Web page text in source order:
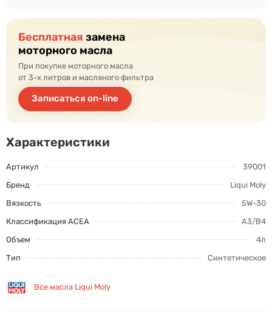
Характеристики
Артикул
39001
Бренд
Liqui Moly
Вязкость
5W-30
Классификация ACEA
A3/B4
Объем
4л
Тип
Синтетическое
Все масла Liqui Moly
Бесплатная замена
моторного масла
При покупке моторного масла
от 3-х литров и масляного фильтра
Записаться on-line